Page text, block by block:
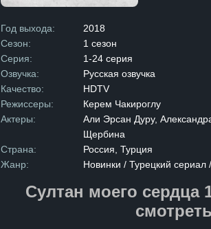
чтобы
соперниц, и
борьбу за
справится с
но и
Узнайте, как
история, и
на нашем
бесплатно.
Год выхода:
2018
Сезон:
1 сезон
Серия:
1-24 серия
Озвучка:
Русская озвучка
Качество:
HDTV
Режиссеры:
Керем Чакироглу
Актеры:
Али Эрсан Дуру,
Щербина
Страна:
Россия, Турция
Жанр:
Новинки / Турецкий
Султан моего сердца